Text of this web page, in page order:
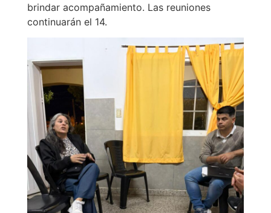
brindar acompañamiento. Las reuniones
continuarán el 14.